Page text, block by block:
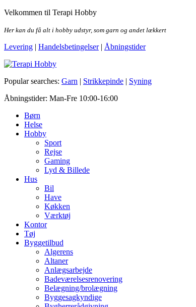
Skip
the
Velkommen til Terapi Hobby
Her kan du få alt i hobby udstyr, som garn og andet lækkert
Levering | Handelsbetingelser| Åbningstider
Terapi Hobby
Popular searches: Garn | Strikkepinde | Syning
Åbningstider: Man-Fre 10:00-16:00
Børn
Helse
Hobby
Sport
Rejse
Gaming
Lyd & Billede
Hus
Bil
Have
Køkken
Værktøj
Kontor
Tøj
Byggetilbud
Algerens
Altaner
Anlægsarbejde
Badeværelsesrenovering
Belægning/brolægning
Byggesagkyndige